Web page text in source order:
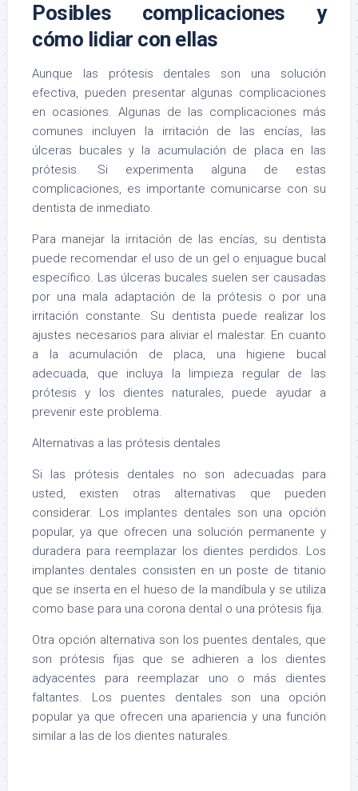
Posibles complicaciones y
cómo lidiar con ellas
Aunque las prótesis dentales son una solución
efectiva, pueden presentar algunas complicaciones
en ocasiones. Algunas de las complicaciones más
comunes incluyen la irritación de las encías, las
úlceras bucales y la acumulación de placa en las
prótesis. Si experimenta alguna de estas
complicaciones, es importante comunicarse con su
dentista de inmediato.
Para manejar la irritación de las encías, su dentista
puede recomendar el uso de un gel o enjuague bucal
específico. Las úlceras bucales suelen ser causadas
por una mala adaptación de la prótesis o por una
irritación constante. Su dentista puede realizar los
ajustes necesarios para aliviar el malestar. En cuanto
a la acumulación de placa, una higiene bucal
adecuada, que incluya la limpieza regular de las
prótesis y los dientes naturales, puede ayudar a
prevenir este problema.
Alternativas a las prótesis dentales
Si las prótesis dentales no son adecuadas para
usted, existen otras alternativas que pueden
considerar. Los implantes dentales son una opción
popular, ya que ofrecen una solución permanente y
duradera para reemplazar los dientes perdidos. Los
implantes dentales consisten en un poste de titanio
que se inserta en el hueso de la mandíbula y se utiliza
como base para una corona dental o una prótesis fija.
Otra opción alternativa son los puentes dentales, que
son prótesis fijas que se adhieren a los dientes
adyacentes para reemplazar uno o más dientes
faltantes. Los puentes dentales son una opción
popular ya que ofrecen una apariencia y una función
similar a las de los dientes naturales.